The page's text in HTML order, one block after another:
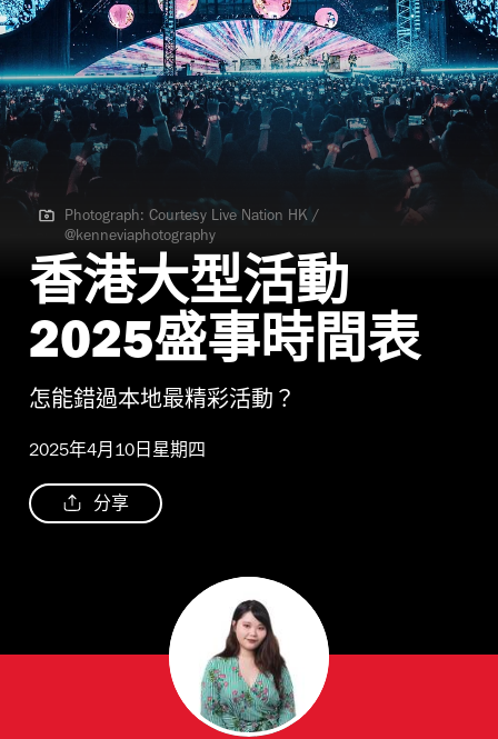
Photograph: Courtesy Live Nation HK / @kenneviaphotography
Photograph: Courtesy Live Nation HK /
@kenneviaphotography
香港大型活動
2025盛事時間表
怎能錯過本地最精彩活動？
2025年4月10日星期四
分享